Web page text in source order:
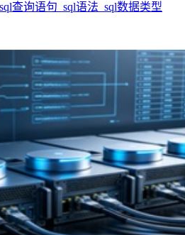
查询语句_sql语法_sql数据类型